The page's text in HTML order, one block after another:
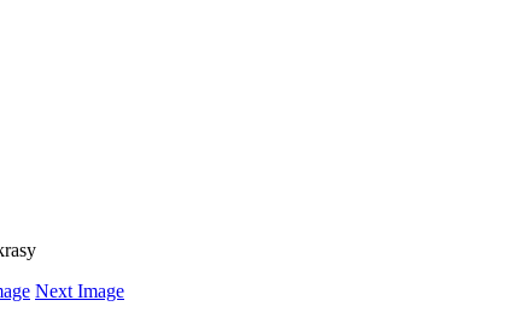
Next Image